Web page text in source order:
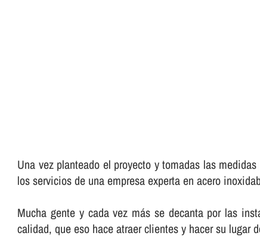
Una vez planteado el proyecto y tomadas las
los servicios de una empresa experta en acero
Mucha gente y cada vez más se decanta por las
calidad, que eso hace atraer clientes y hacer su lugar